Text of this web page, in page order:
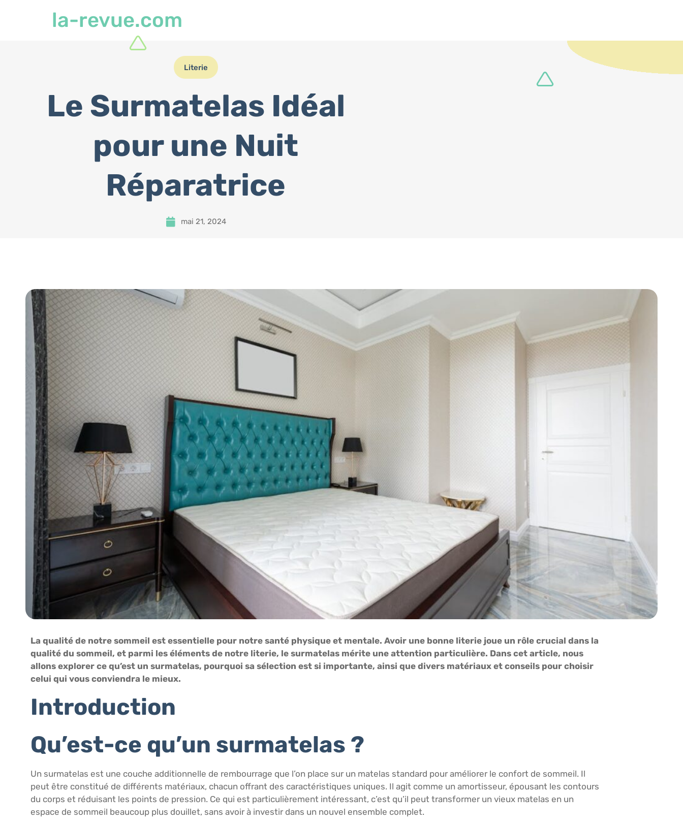
la-revue.com
Literie
Le Surmatelas Idéal
pour une Nuit
Réparatrice
mai 21, 2024
La qualité de notre sommeil est essentielle pour notre santé physique et mentale. Avoir une bonne literie joue un rôle crucial dans la
qualité du sommeil, et parmi les éléments de notre literie, le surmatelas mérite une attention particulière. Dans cet article, nous
allons explorer ce qu’est un surmatelas, pourquoi sa sélection est si importante, ainsi que divers matériaux et conseils pour choisir
celui qui vous conviendra le mieux.
Introduction
Qu’est-ce qu’un surmatelas ?
Un surmatelas est une couche additionnelle de rembourrage que l’on place sur un matelas standard pour améliorer le confort de sommeil. Il
peut être constitué de différents matériaux, chacun offrant des caractéristiques uniques. Il agit comme un amortisseur, épousant les contours
du corps et réduisant les points de pression. Ce qui est particulièrement intéressant, c’est qu’il peut transformer un vieux matelas en un
espace de sommeil beaucoup plus douillet, sans avoir à investir dans un nouvel ensemble complet.